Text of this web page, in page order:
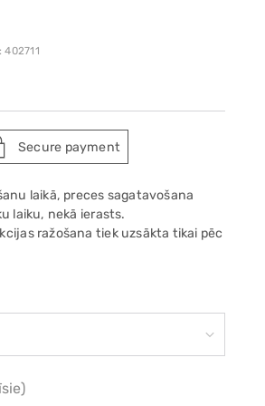
402711
Secure payment
laikā, preces sagatavošana
laiku, nekā ierasts.
ražošana tiek uzsākta tikai pēc